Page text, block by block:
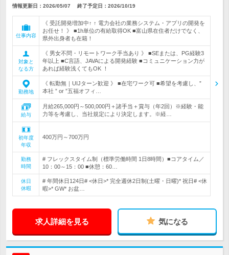
情報更新日：2026/05/07 終了予定日： 2026/10/19
仕事内容
《 受託開発増加中↑ ↑ 電力会社の業務システム・アプリの開発を
お任せ！ 》 ■1h単位の有給取得OK ■富山県在住者だけでなく、
県外出身者も在籍！
対象と
なる方
《 男女不問・リモートワーク手当あり 》 ■SEまたは、PG経験3
年以上 ■C言語、JAVAによる開発経験 ■コミュニケーション力が
あれば経験浅くてもOK ！
勤務地
《 転勤無｜UIJターン歓迎 》 ■在宅ワーク可 ■希望を考慮し、”
本社 ” or ”五福オフィ…
給与
月給265,000円～500,000円＋諸手当＋賞与（年2回）※経験・能
力等を考慮し、当社規定により決定します。※経…
初年度
年収
400万円～700万円
勤務
時間
# フレックスタイム制（標準労働時間 1日8時間）■コアタイム／
10：00～15：00 ■休憩：60…
休日
休暇
# 年間休日124日# <休日>* 完全週休2日制(土曜・日曜)* 祝日# <休
暇>* GW* お盆…
求人詳細を見る 気になる